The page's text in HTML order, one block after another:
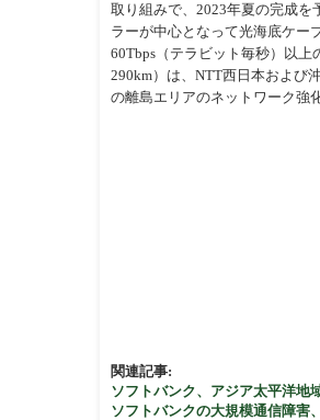
取り組みで、2023年夏の完成を
ラーが中心となって光海底ケー
60Tbps（テラビット毎秒）以
290km）は、NTT西日本および
の離島エリアのネットワーク強
関連記事:
ソフトバンク、アジア太平洋地
ソフトバンクの大規模通信障